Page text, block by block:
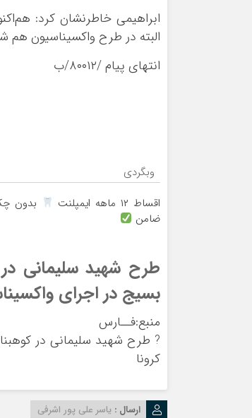
ابراهیمی خاطرنشان کرد:
البته در طرح واکسیناسیون
انتهای پیام /۸۰۰۱۲/ب
وبگردی
اقساط ۱۲ ماهه ایمپلنت
بدون
ضامن
بسیج در اجرای
منبع:فــارس
?
کرونا
ارسال : یاسر علی پور اشرفی